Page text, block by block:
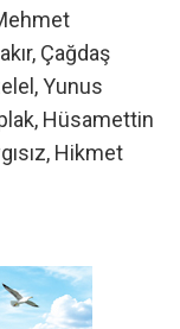
Çağdaş
Yunus
Hüsamettin
Hikmet